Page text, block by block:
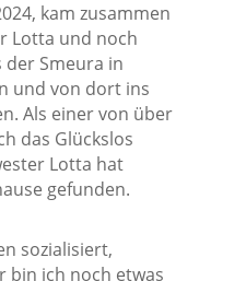
kam zusammen
Lotta und noch
Smeura in
und von dort ins
Als einer von über
das Glückslos
Lotta hat
gefunden.
sozialisiert,
bin ich noch etwas